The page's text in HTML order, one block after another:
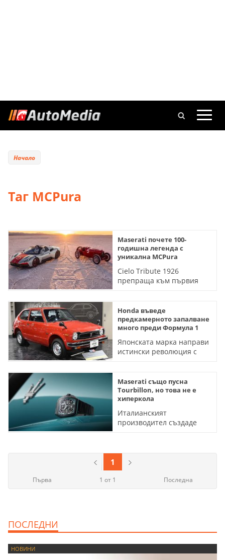
Начало
Таг MCPura
Maserati почете 100-
годишна легенда с
уникална MCPura
Cielo Tribute 1926
препраща към първия
Honda въведе
предкамерното запалване
много преди Формула 1
Японската марка направи
истински революция с
век
Maserati също пусна
Tourbillon, но това не е
хиперкола
Италианският
производител създаде
1 от 1 Последна
1
Първа
ПОСЛЕДНИ
НОВИНИ